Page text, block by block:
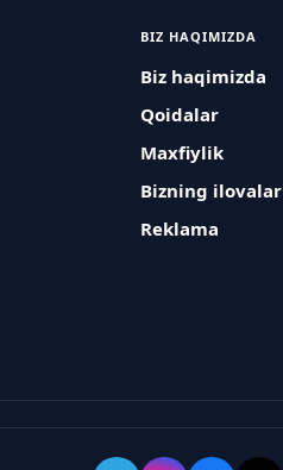
BIZ HAQIMIZDA
Biz haqimizda
Qoidalar
Maxfiylik
Bizning ilovalar
Reklama